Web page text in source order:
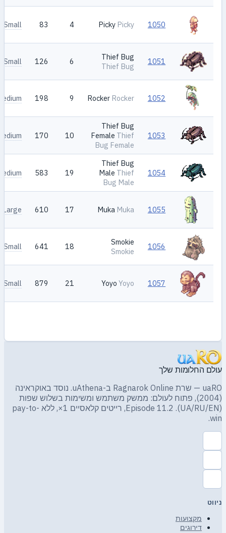
1050
Picky Picky
4
83
Small
1051
Thief Bug
Thief Bug
6
126
Small
1052
Rocker Rocker
9
198
1053
Thief Bug
Female Thief
Bug Female
10
170
1054
Thief Bug
Male Thief
Bug Male
19
583
1055
Muka Muka
17
610
Large
1056
Smokie
Smokie
18
641
Small
1057
Yoyo Yoyo
21
879
Small
עולם החלומות שלך
uaRO — שרת Ragnarok Online ב-uAthena. נוסד באוקראינה
(2004), פתוח לעולם: ממשק משתמש ומשימות בשלוש שפות
(UA/RU/EN). Episode 11.2, רייטים קלאסיים 1×, ללא pay-to-
win.
ניווט
מקצועות
דירוגים